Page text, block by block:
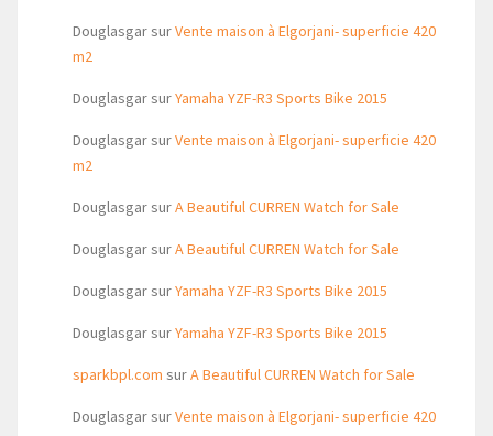
DouglasgarsurVente maison à Elgorjani- superficie 420
m2
DouglasgarsurYamaha YZF-R3 Sports Bike 2015
DouglasgarsurVente maison à Elgorjani- superficie 420
m2
DouglasgarsurA Beautiful CURREN Watch for Sale
DouglasgarsurA Beautiful CURREN Watch for Sale
DouglasgarsurYamaha YZF-R3 Sports Bike 2015
DouglasgarsurYamaha YZF-R3 Sports Bike 2015
sparkbpl.com surA Beautiful CURREN Watch for Sale
DouglasgarsurVente maison à Elgorjani- superficie 420